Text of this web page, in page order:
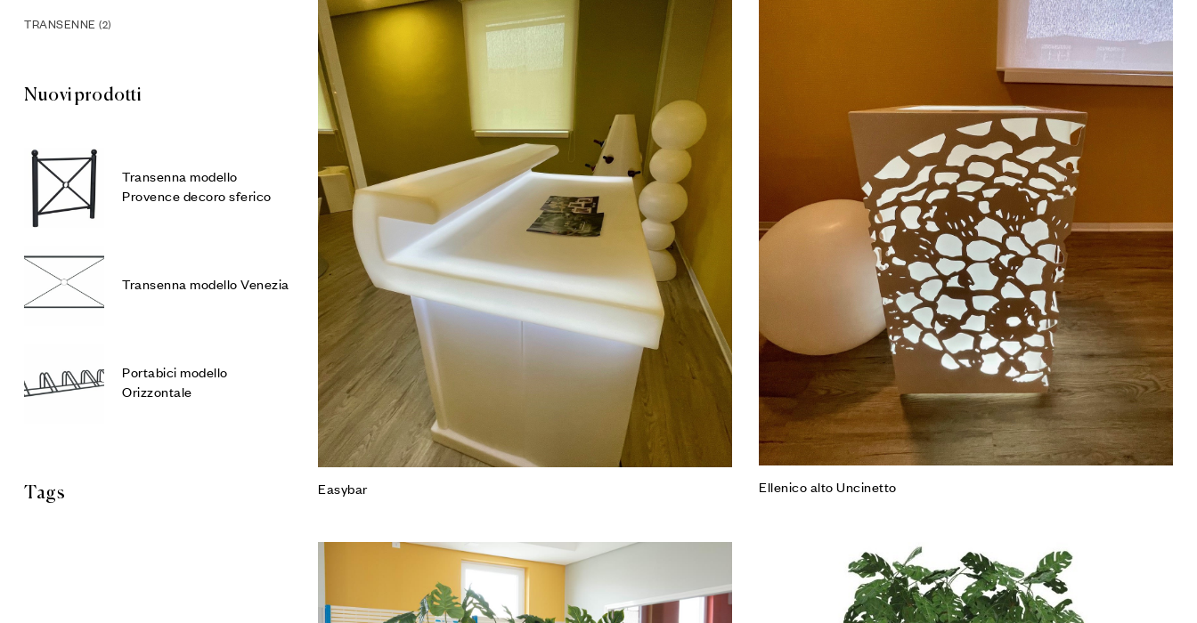
Easybar Ellenico alto Uncinetto
Aggiungi alla Lista desideri
TRANSENNE (2)
Nuovi prodotti
Transenna modello
Provence decoro sferico
Transenna modello Venezia
Portabici modello
Orizzontale
Tags